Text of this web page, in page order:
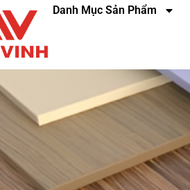
Danh Mục Sản Phẩm